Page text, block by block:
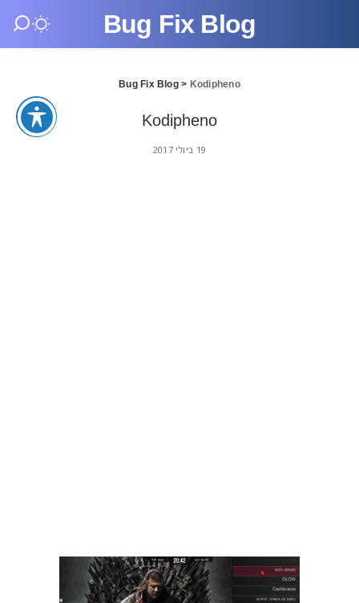
Bug Fix Blog
Bug Fix Blog> Kodipheno
Kodipheno
19 ביולי 2017